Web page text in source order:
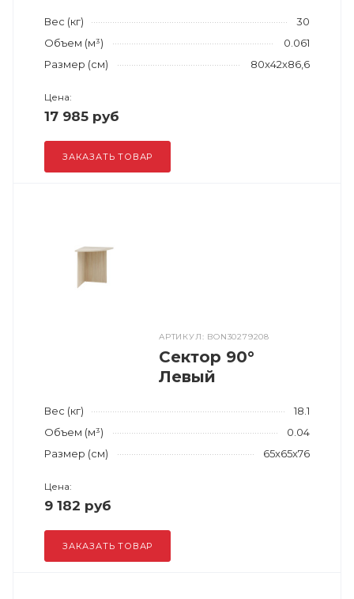
Вес (кг)
30
Объем (м³)
0.061
Размер (см)
80x42x86,6
Цена:
17 985 руб
ЗАКАЗАТЬ ТОВАР
АРТИКУЛ: BON30279208
Сектор 90°
Левый
Вес (кг)
18.1
Объем (м³)
0.04
Размер (см)
65x65x76
Цена:
9 182 руб
ЗАКАЗАТЬ ТОВАР